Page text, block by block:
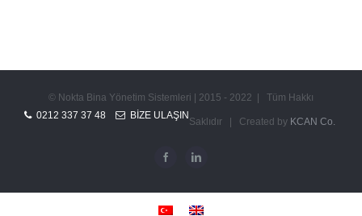
© Nokta Bina Yönetim Sistemleri | 2015 - 2022 | Tüm Hakkı
Saklıdır | Created by KCAN Co.
0212 337 37 48 BIZE ULAŞIN
FacebookLinkedin